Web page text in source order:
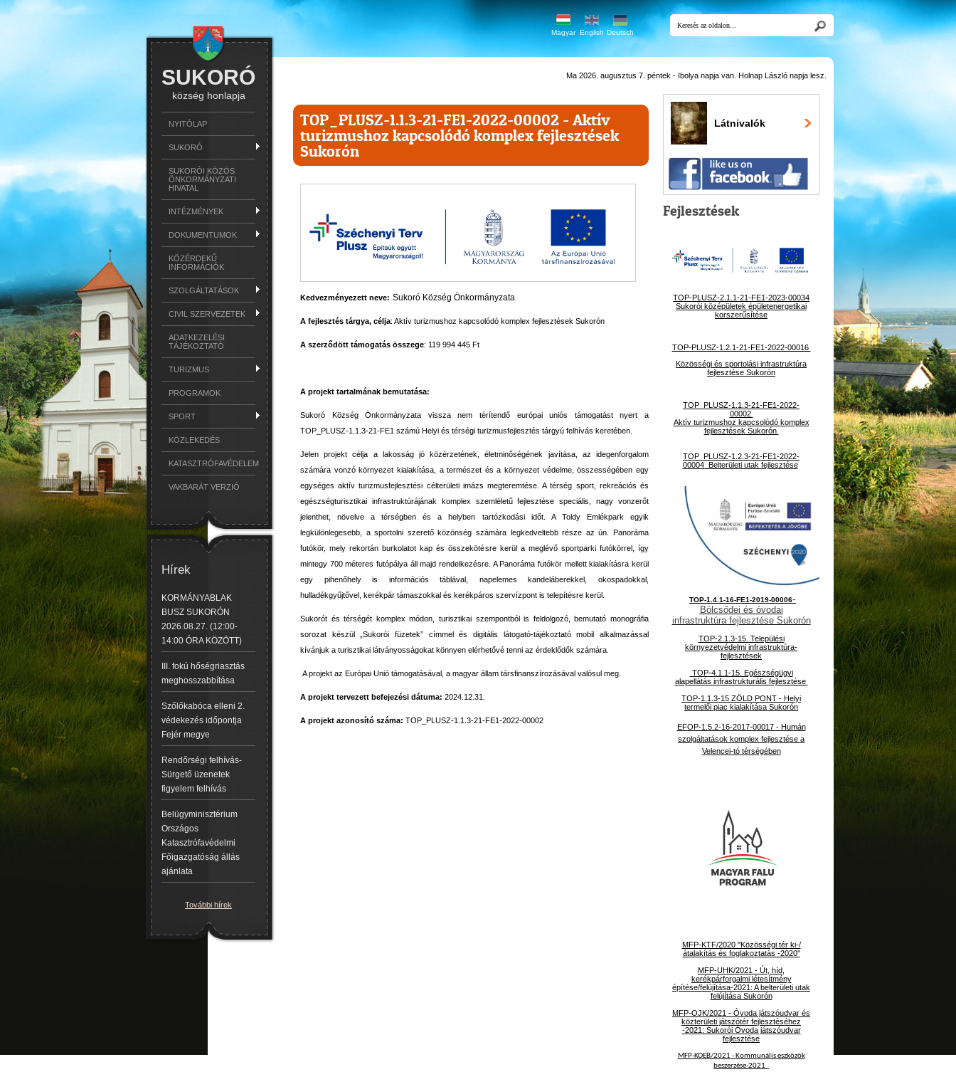
Magyar English Deutsch
SUKORÓ
község honlapja
NYITÓLAP
SUKORÓ
SUKORÓI KÖZÖS
ÖNKORMÁNYZATI
HIVATAL
INTÉZMÉNYEK
DOKUMENTUMOK
KÖZÉRDEKŰ
INFORMÁCIÓK
SZOLGÁLTATÁSOK
CIVIL SZERVEZETEK
ADATKEZELÉSI
TÁJÉKOZTATÓ
TURIZMUS
PROGRAMOK
SPORT
KÖZLEKEDÉS
KATASZTRÓFAVÉDELEM
VAKBARÁT VERZIÓ
Hírek
KORMÁNYABLAK
BUSZ SUKORÓN
2026.08.27. (12:00-
14:00 ÓRA KÖZÖTT)
III. fokú hőségriasztás
meghosszabbítása
Szőlőkabóca elleni 2.
védekezés időpontja
Fejér megye
Rendőrségi felhívás-
Sürgető üzenetek
figyelem felhívás
Belügyminisztérium
Országos
Katasztrófavédelmi
Főigazgatóság állás
ajánlata
További hírek
Ma 2026. augusztus 7. péntek - Ibolya napja van. Holnap László napja lesz.
TOP_PLUSZ-1.1.3-21-FE1-2022-00002 - Aktív
turizmushoz kapcsolódó komplex fejlesztések
Sukorón
Kedvezményezett neve: Sukoró Község Önkormányzata
A fejlesztés tárgya, célja: Aktív turizmushoz kapcsolódó komplex fejlesztések Sukorón
A szerződött támogatás összege: 119 994 445 Ft
A projekt tartalmának bemutatása:
Sukoró Község Önkormányzata vissza nem térítendő európai uniós támogatást nyert a
TOP_PLUSZ-1.1.3-21-FE1 számú Helyi és térségi turizmusfejlesztés tárgyú felhívás keretében.
Jelen projekt célja a lakosság jó közérzetének, életminőségének javítása, az idegenforgalom
számára vonzó környezet kialakítása, a természet és a környezet védelme, összességében egy
egységes aktív turizmusfejlesztési célterületi imázs megteremtése. A térség sport, rekreációs és
egészségturisztikai infrastruktúrájának komplex szemléletű fejlesztése speciális, nagy vonzerőt
jelenthet, növelve a térségben és a helyben tartózkodási időt. A Toldy Emlékpark egyik
legkülönlegesebb, a sportolni szerető közönség számára legkedveltebb része az ún. Panoráma
futókör, mely rekortán burkolatot kap és összekötésre kerül a meglévő sportparki futókörrel, így
mintegy 700 méteres futópálya áll majd rendelkezésre. A Panoráma futókör mellett kialakításra kerül
egy pihenőhely is információs táblával, napelemes kandeláberekkel, okospadokkal,
hulladékgyűjtővel, kerékpár támaszokkal és kerékpáros szervízpont is telepítésre kerül.
Sukorót és térségét komplex módon, turisztikai szempontból is feldolgozó, bemutató monográfia
sorozat készül „Sukorói füzetek” címmel és digitális látogató-tájékoztató mobil alkalmazással
kívánjuk a turisztikai látványosságokat könnyen elérhetővé tenni az érdeklődők számára.
A projekt az Európai Unió támogatásával, a magyar állam társfinanszírozásával valósul meg.
A projekt tervezett befejezési dátuma: 2024.12.31.
A projekt azonosító száma: TOP_PLUSZ-1.1.3-21-FE1-2022-00002
Látnivalók
Fejlesztések
TOP-PLUSZ-2.1.1-21-FE1-2023-00034
Sukorói középületek épületenergetikai
korszerűsítése
TOP-PLUSZ-1.2.1-21-FE1-2022-00016
Közösségi és sportolási infrastruktúra
fejlesztése Sukorón
TOP_PLUSZ-1.1.3-21-FE1-2022-
00002
Aktív turizmushoz kapcsolódó komplex
fejlesztések Sukorón
TOP_PLUSZ-1.2.3-21-FE1-2022-
00004 Belterületi utak fejlesztése
TOP-1.4.1-16-FE1-2019-00006-
Bölcsődei és óvodai
infrastruktúra fejlesztése Sukorón
TOP-2.1.3-15. Települési
környezetvédelmi infrastruktúra-
fejlesztések
TOP-4.1.1-15. Egészségügyi
alapellátás infrastrukturális fejlesztése
TOP-1.1.3-15 ZÖLD PONT - Helyi
termelői piac kialakítása Sukorón
EFOP-1.5.2-16-2017-00017 - Humán
szolgáltatások komplex fejlesztése a
Velencei-tó térségében
MFP-KTF/2020 "Közösségi tér ki-/
átalakítás és foglakoztatás -2020"
MFP-UHK/2021 - Út, híd,
kerékpárforgalmi létesítmény
építése/felújítása-2021: A belterületi utak
felújítása Sukorón
MFP-OJK/2021 - Óvoda játszóudvar és
közterületi játszótér fejlesztéséhez
-2021: Sukorói Óvoda játszóudvar
fejlesztése
MFP-KOEB/2021 - Kommunális eszközök
beszerzése-2021